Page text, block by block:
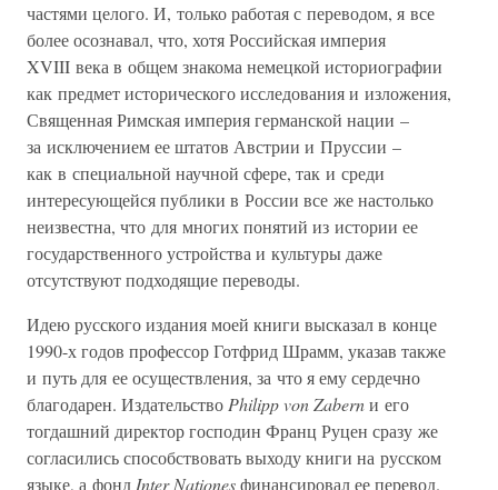
частями целого. И, только работая с переводом, я все
более осознавал, что, хотя Российская империя
XVIII века в общем знакома немецкой историографии
как предмет исторического исследования и изложения,
Священная Римская империя германской нации –
за исключением ее штатов Австрии и Пруссии –
как в специальной научной сфере, так и среди
интересующейся публики в России все же настолько
неизвестна, что для многих понятий из истории ее
государственного устройства и культуры даже
отсутствуют подходящие переводы.
Идею русского издания моей книги высказал в конце
1990-х годов профессор Готфрид Шрамм, указав также
и путь для ее осуществления, за что я ему сердечно
благодарен. Издательство Philipp von Zabernи его
тогдашний директор господин Франц Руцен сразу же
согласились способствовать выходу книги на русском
языке, а фонд Inter Nationesфинансировал ее перевод.